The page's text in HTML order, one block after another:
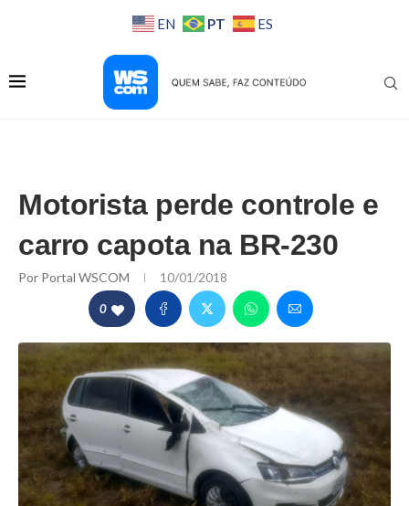
EN PT ES
Motorista perde controle e
carro capota na BR-230
Por Portal WSCOM 10/01/2018
0